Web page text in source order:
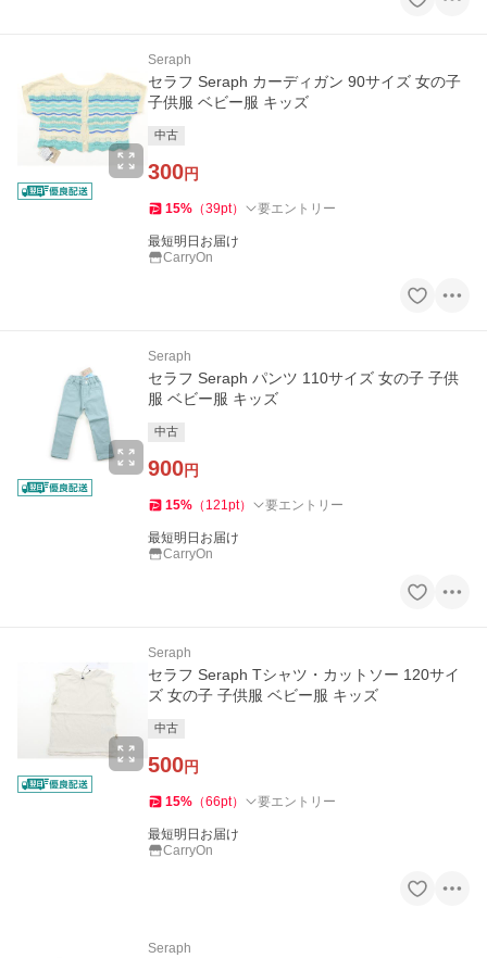
Seraph
セラフ Seraph カーディガン 90サイズ 女の子
子供服 ベビー服 キッズ
中古
300円
15% （39pt） 要エントリー
最短明日お届け
CarryOn
Seraph
セラフ Seraph パンツ 110サイズ 女の子 子供
服 ベビー服 キッズ
中古
900円
15% （ 121pt） 要エントリー
最短明日お届け
CarryOn
Seraph
セラフ Seraph Tシャツ・カットソー 120サイ
ズ 女の子 子供服 ベビー服 キッズ
中古
500円
15% （66pt） 要エントリー
最短明日お届け
CarryOn
Seraph